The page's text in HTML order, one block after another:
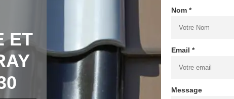
ET
Nom *
Email *
Message